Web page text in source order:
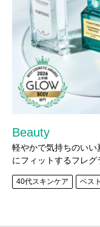
Beauty
軽やかで気持ちのい
にフィットするフレ
上半期ベストコスメ】
40代スキンケア ベス